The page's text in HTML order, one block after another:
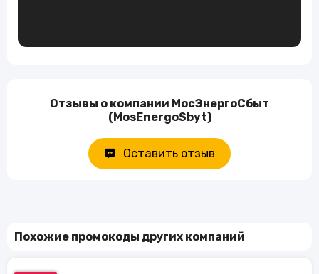
Отзывы о компании МосЭнергоСбыт
(MosEnergoSbyt)
Оставить отзыв
Похожие промокоды других компаний